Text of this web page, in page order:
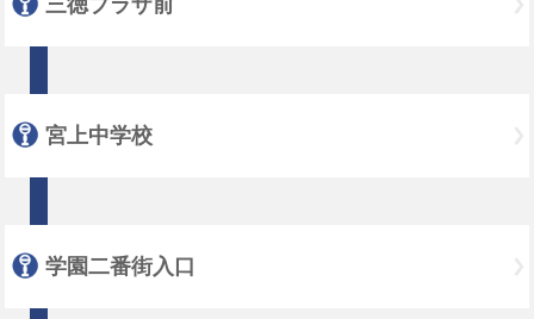
宮上中学校
学園二番街入口